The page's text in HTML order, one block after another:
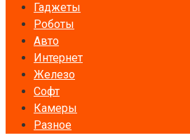
Гаджеты
Роботы
Авто
Интернет
Железо
Софт
Камеры
Разное